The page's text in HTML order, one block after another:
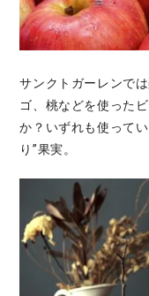
サンクトガーレンで
ゴ、桃などを使った
か？いずれも使って
り”果実。